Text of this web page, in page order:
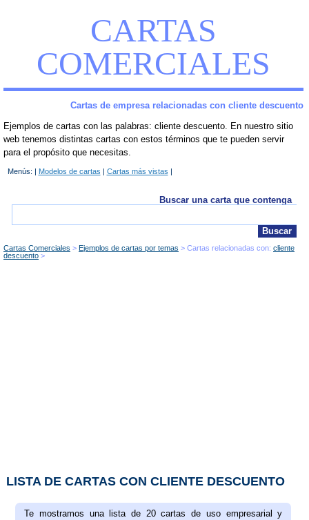
CARTAS
COMERCIALES
Cartas de empresa relacionadas con cliente descuento
Ejemplos de cartas con las palabras: cliente descuento. En nuestro sitio
web tenemos distintas cartas con estos términos que te pueden servir
para el propósito que necesitas.
Menús: | Modelos de cartas Cartas más vistas
Buscar una carta que contenga
Cartas Comerciales Ejemplos de cartas por temas Cartas relacionadas con: cliente
descuento
LISTA DE CARTAS CON CLIENTE DESCUENTO
Te mostramos una lista de 20 cartas de uso empresarial y